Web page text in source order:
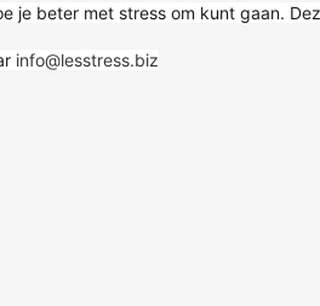
je beter met stress om kunt gaan.
info@lesstress.biz